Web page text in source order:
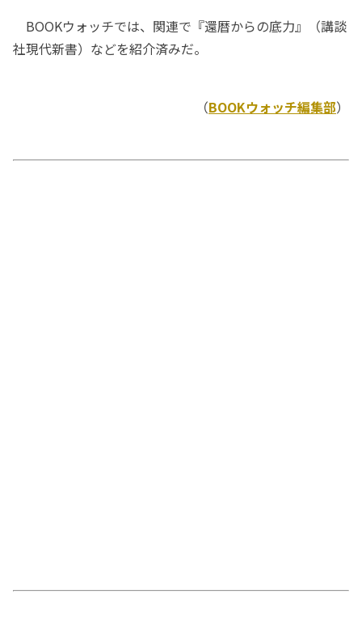
BOOKウォッチでは、関連で『還暦からの底力』（講談
社現代新書）などを紹介済みだ。
（BOOKウォッチ編集部）